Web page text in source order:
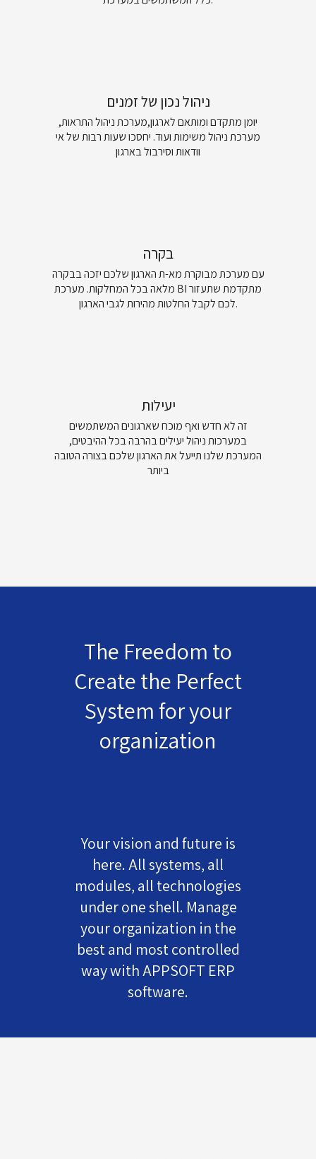
ניהול נכון של זמנים
יומן מתקדם ומותאם לארגון,מערכת ניהול התראות,
מערכת ניהול משימות ועוד. יחסכו שעות רבות של אי
וודאות וסירבול בארגון
בקרה
עם מערכת מבוקרת מא-ת הארגון שלכם יזכה בבקרה
מלאה בכל המחלקות. מערכת BI מתקדמת שתעזור
לכם לקבל החלטות מהירות לגבי הארגון.
יעילות
זה לא חדש ואף מוכח שארגונים המשתמשים
במערכות ניהול יעילים בהרבה בכל ההיבטים,
המערכת שלנו תייעל את הארגון שלכם בצורה הטובה
ביותר
The Freedom to
Create the Perfect
System for your
organization
Your vision and future is
here. All systems, all
modules, all technologies
under one shell. Manage
your organization in the
best and most controlled
way with APPSOFT ERP
software.